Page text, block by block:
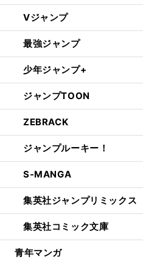
Vジャンプ
最強ジャンプ
少年ジャンプ+
ジャンプTOON
ZEBRACK
ジャンプルーキー！
S-MANGA
集英社ジャンプリミックス
集英社コミック文庫
青年マンガ